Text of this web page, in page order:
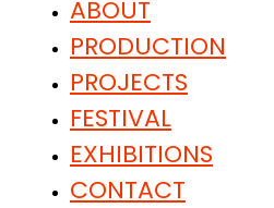
ABOUT
PRODUCTION
PROJECTS
FESTIVAL
EXHIBITIONS
CONTACT